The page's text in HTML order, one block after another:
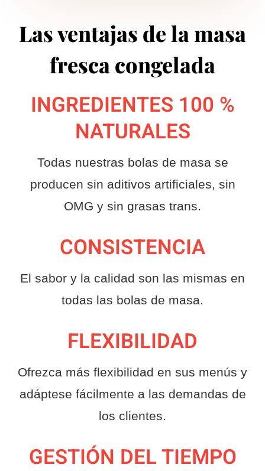
Las ventajas de la masa
fresca congelada
INGREDIENTES 100 %
NATURALES
Todas nuestras bolas de masa se
producen sin aditivos artificiales, sin
OMG y sin grasas trans.
CONSISTENCIA
El sabor y la calidad son las mismas en
todas las bolas de masa.
FLEXIBILIDAD
Ofrezca más flexibilidad en sus menús y
adáptese fácilmente a las demandas de
los clientes.
GESTIÓN DEL TIEMPO